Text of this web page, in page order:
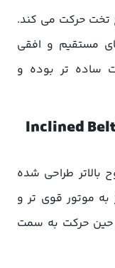
تخت حرکت می کند.
مستقیم و افقی
ساده تر بوده و
سیستم تسمه نقاله شیب دار (Inclined Belt
بالاتر طراحی شده
به موتور قوی تر و
حین حرکت به سمت